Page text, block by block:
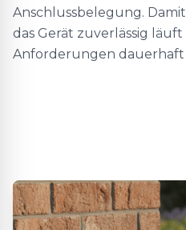
Anschlussbelegung.
das Gerät zuverlässig
Anforderungen